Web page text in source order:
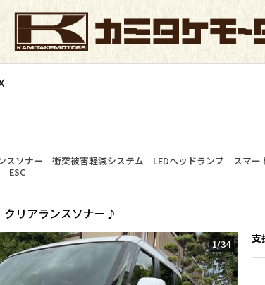
スソナー 衝突被害軽減システム LEDヘッドランプ スマ
ESC
クリアランスソナー♪
支
1/34